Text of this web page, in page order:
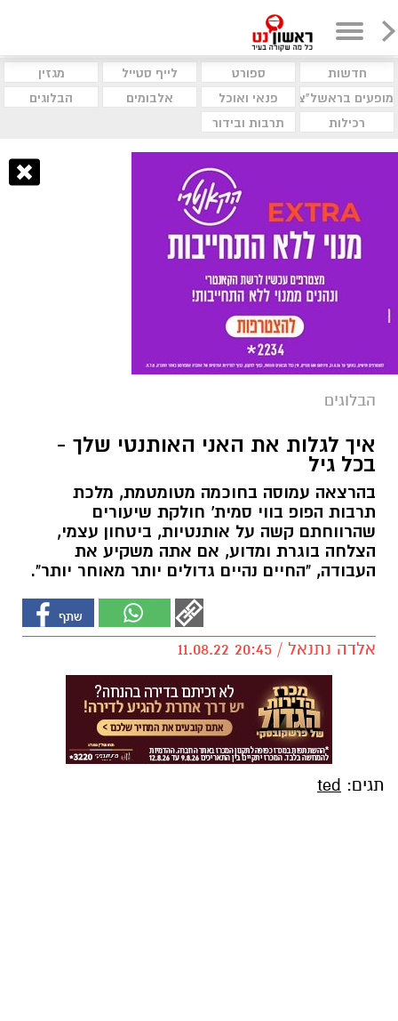
חדשות ספורט לייף סטייל
מגזין
מופעים בראשל"צ
פנאי ואוכל אלבומים
הבלוגים
רכילות
תרבות ובידור
הבלוגים
איך לגלות את האני האותנטי שלך -
בכל גיל
בהרצאה עמוסה בחוכמה מטומטמת, מלכת
תרבות הפופ בווי סמית' חולקת שיעורים
שהרווחתם קשה על אותנטיות, ביטחון עצמי,
הצלחה בוגרת ומדוע, אם אתה משקיע את
העבודה, "החיים נהיים גדולים יותר מאוחר יותר".
אלדה נתנאל / 20:45 11.08.22
תגים: ted